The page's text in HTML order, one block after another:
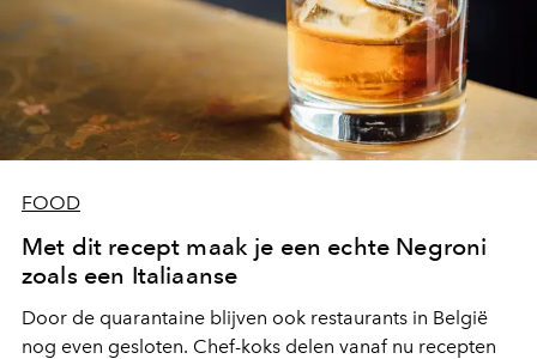
FOOD
Met dit recept maak je een echte Negroni
zoals een Italiaanse
Door de quarantaine blijven ook restaurants in België
nog even gesloten. Chef-koks delen vanaf nu recepten